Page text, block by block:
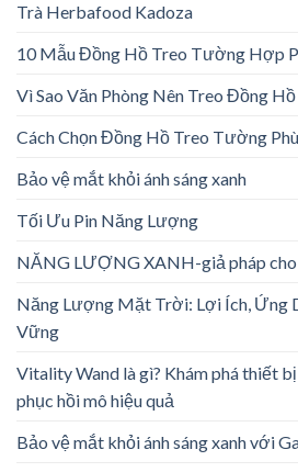
Trà Herbafood Kadoza
10 Mẫu Đồng Hồ Treo Tường Hợp
Vì Sao Văn Phòng Nên Treo Đồng
Cách Chọn Đồng Hồ Treo Tường
Bảo vệ mắt khỏi ánh sáng xanh
Tối Ưu Pin Năng Lượng
NĂNG LƯỢNG XANH-giả pháp cho
Năng Lượng Mặt Trời: Lợi Ích, Ứng
Vững
Vitality Wand là gì? Khám phá thiết
phục hồi mô hiệu quả
Bảo vệ mắt khỏi ánh sáng xanh với